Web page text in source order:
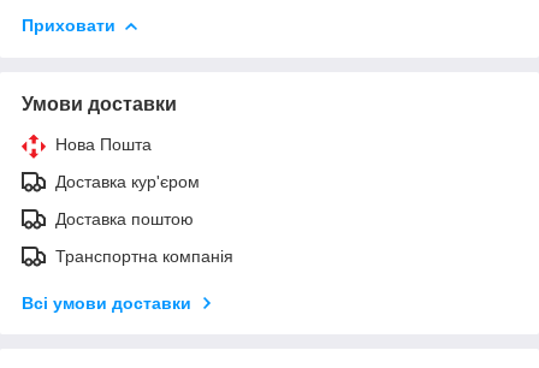
Приховати
Умови доставки
Нова Пошта
Доставка кур'єром
Доставка поштою
Транспортна компанія
Всі умови доставки